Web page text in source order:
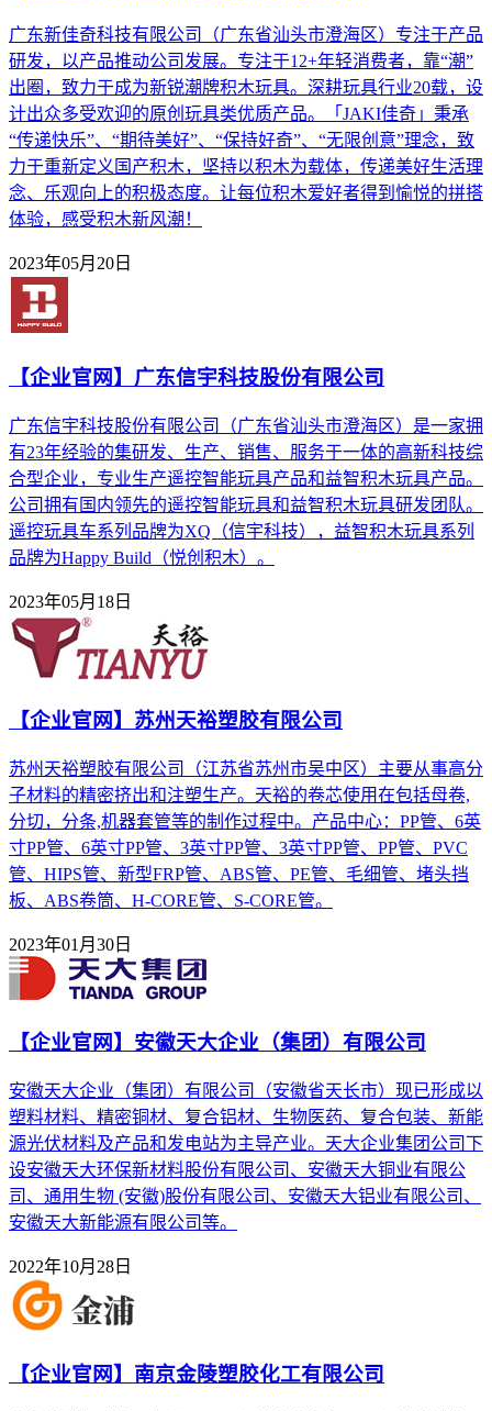
广东新佳奇科技有限公司（广东省汕头市澄海区）专注于产品
研发，以产品推动公司发展。专注于12+年轻消费者，靠“潮”
出圈，致力于成为新锐潮牌积木玩具。深耕玩具行业20载，设
计出众多受欢迎的原创玩具类优质产品。「JAKI佳奇」秉承
“传递快乐”、“期待美好”、“保持好奇”、“无限创意”理念，致
力于重新定义国产积木，坚持以积木为载体，传递美好生活理
念、乐观向上的积极态度。让每位积木爱好者得到愉悦的拼搭
体验，感受积木新风潮！
2023年05月20日
【企业官网】广东信宇科技股份有限公司
广东信宇科技股份有限公司（广东省汕头市澄海区）是一家拥
有23年经验的集研发、生产、销售、服务于一体的高新科技综
合型企业，专业生产遥控智能玩具产品和益智积木玩具产品。
公司拥有国内领先的遥控智能玩具和益智积木玩具研发团队。
遥控玩具车系列品牌为XQ（信宇科技），益智积木玩具系列
品牌为Happy Build（悦创积木）。
2023年05月18日
【企业官网】苏州天裕塑胶有限公司
苏州天裕塑胶有限公司（江苏省苏州市吴中区）主要从事高分
子材料的精密挤出和注塑生产。天裕的卷芯使用在包括母卷,
分切，分条,机器套管等的制作过程中。产品中心：PP管、6英
寸PP管、6英寸PP管、3英寸PP管、3英寸PP管、PP管、PVC
管、HIPS管、新型FRP管、ABS管、PE管、毛细管、堵头挡
板、ABS卷筒、H-CORE管、S-CORE管。
2023年01月30日
【企业官网】安徽天大企业（集团）有限公司
安徽天大企业（集团）有限公司（安徽省天长市）现已形成以
塑料材料、精密铜材、复合铝材、生物医药、复合包装、新能
源光伏材料及产品和发电站为主导产业。天大企业集团公司下
设安徽天大环保新材料股份有限公司、安徽天大铜业有限公
司、通用生物 (安徽)股份有限公司、安徽天大铝业有限公司、
安徽天大新能源有限公司等。
2022年10月28日
【企业官网】南京金陵塑胶化工有限公司